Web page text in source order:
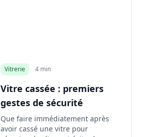
Vitrerie 4 min
Vitre cassée : premiers
gestes de sécurité
Que faire immédiatement après
avoir cassé une vitre pour